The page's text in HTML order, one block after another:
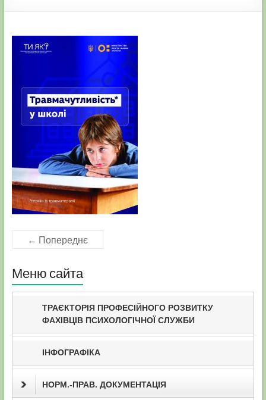
← Попереднє
Меню сайта
ТРАЄКТОРІЯ ПРОФЕСІЙНОГО РОЗВИТКУ
ФАХІВЦІВ ПСИХОЛОГІЧНОЇ СЛУЖБИ
ІНФОГРАФІКА
НОРМ.-ПРАВ. ДОКУМЕНТАЦІЯ